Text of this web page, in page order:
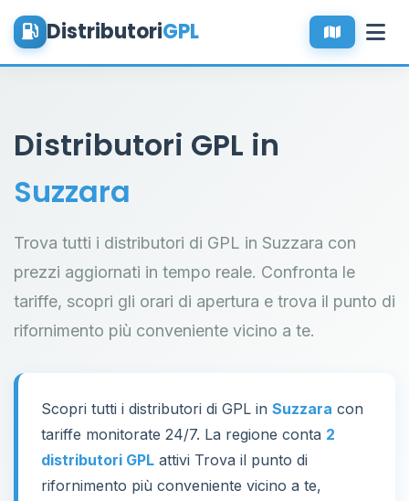
DistributoriGPL
Distributori GPL in
Suzzara
Trova tutti i distributori di GPL in Suzzara con
prezzi aggiornati in tempo reale. Confronta le
tariffe, scopri gli orari di apertura e trova il punto di
rifornimento più conveniente vicino a te.
Scopri tutti i distributori di GPL in Suzzara con
tariffe monitorate 24/7. La regione conta 2
distributori GPL attivi Trova il punto di
rifornimento più conveniente vicino a te,